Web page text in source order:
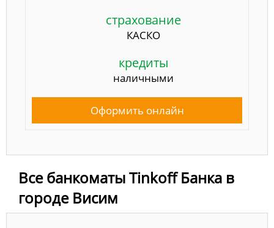
страхование
КАСКО
кредиты
наличными
Оформить онлайн
Все банкоматы Tinkoff Банка в
городе Висим